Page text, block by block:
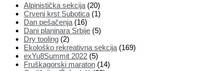
Alpinistička sekcija (20)
Crveni krst Subotica (1)
Dan pešačenja (16)
Dani planinara Srbije (5)
Dry tooling (2)
Ekološko rekreativna sekcija (169)
exYu8Summit 2022 (5)
Fruškagorski maraton (14)